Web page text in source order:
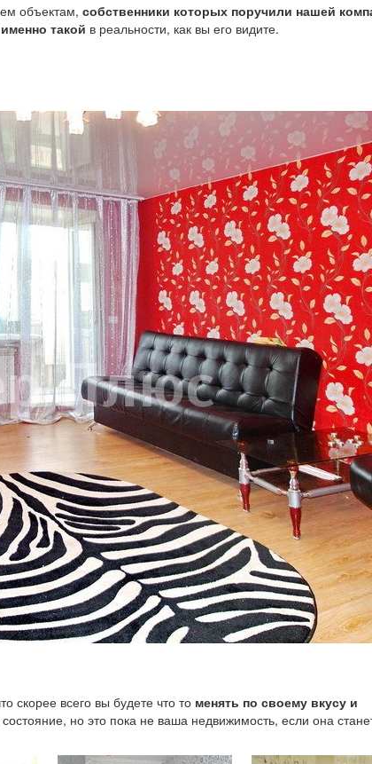
объектам, собственники которых поручили нашей
такой в реальности, как вы его видите.
скорее всего вы будете что то менять по своему вкусу и
но это пока не ваша недвижимость, если она